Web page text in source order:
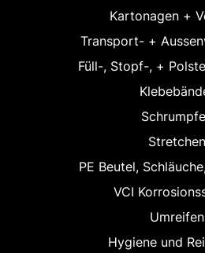
Kartonagen +
Transport- +
Füll-, Stopf-, +
Stretchen
PE Beutel,
VCI
Umreifen
Hygiene und